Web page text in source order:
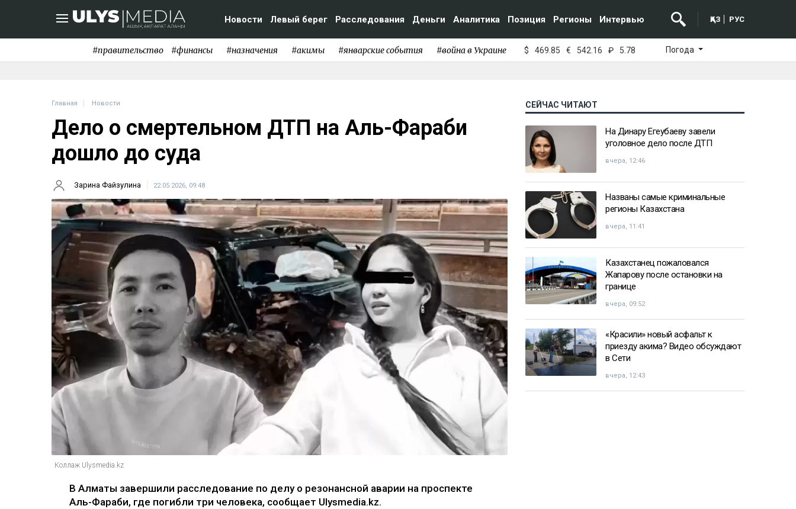
Новости Левый берег Расследования Деньги Аналитика Позиция Регионы Интервью ҚАЗ РУС
#правительство #финансы #назначения #акимы #январские события #война в Украине $ 469.85 € 542.16 ₽ 5.78 Погода
Главная Новости
Дело о смертельном ДТП на Аль-Фараби
дошло до суда
Зарина Файзулина 22.05.2026, 09:48
Коллаж Ulysmedia.kz
В Алматы завершили расследование по делу о резонансной аварии на проспекте
Аль-Фараби, где погибли три человека, сообщает Ulysmedia.kz.
СЕЙЧАС ЧИТАЮТ
На Динару Егеубаеву завели
уголовное дело после ДТП
вчера, 12:46
Названы самые криминальные
регионы Казахстана
вчера, 11:41
Казахстанец пожаловался
Жапарову после остановки на
границе
вчера, 09:52
«Красили» новый асфальт к
приезду акима? Видео обсуждают
в Сети
вчера, 12:43